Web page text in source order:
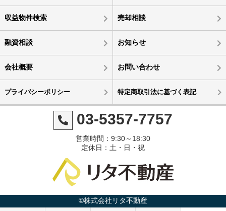
収益物件検索 売却相談
融資相談 お知らせ
会社概要 お問い合わせ
プライバシーポリシー 特定商取引法に基づく表記
03-5357-7757
営業時間：9:30～18:30
定休日：土・日・祝
©株式会社リタ不動産